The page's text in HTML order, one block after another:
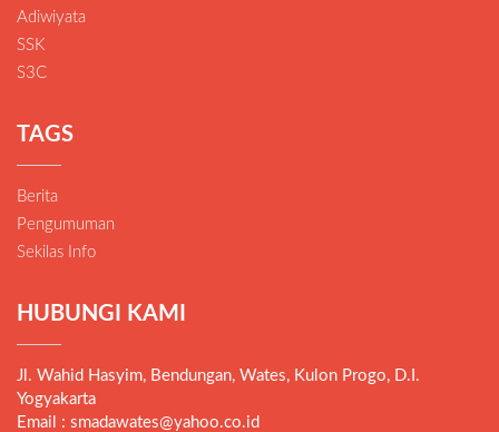
Adiwiyata
SSK
S3C
TAGS
Berita
Pengumuman
Sekilas Info
HUBUNGI KAMI
Jl. Wahid Hasyim, Bendungan, Wates, Kulon Progo, D.I.
Yogyakarta
Email : smadawates@yahoo.co.id